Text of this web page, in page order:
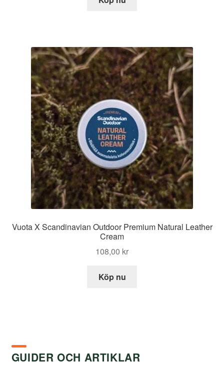
Vuota X Scandinavian Outdoor Premium Natural Leather
Cream
108,00 kr
Köp nu
GUIDER OCH ARTIKLAR